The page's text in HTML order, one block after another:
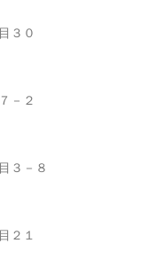
３０
－２
３－８
２１